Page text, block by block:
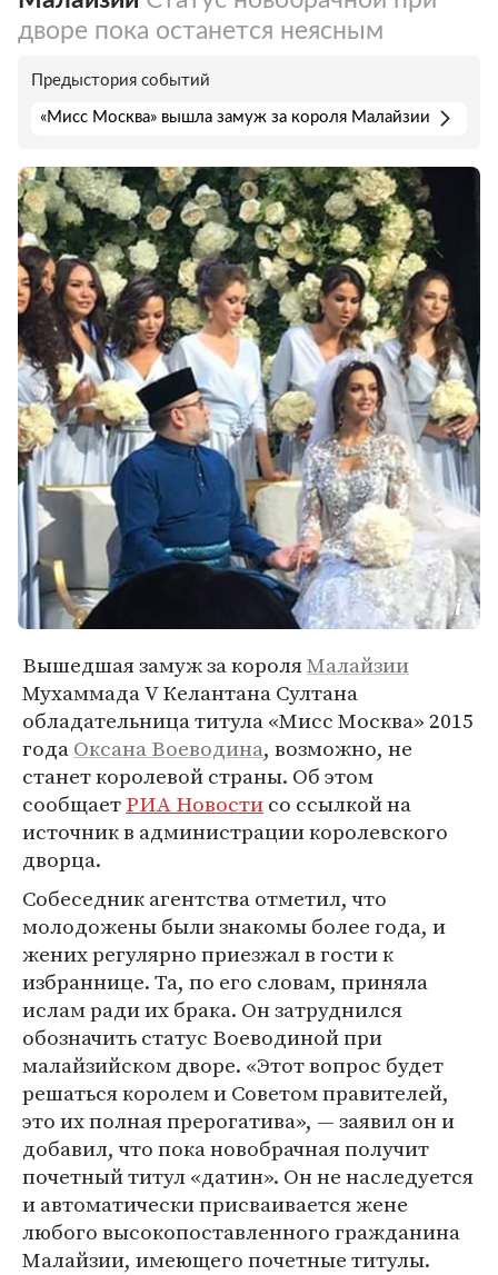
дворе пока останется неясным
Предыстория событий
«Мисс Москва» вышла замуж за короля Малайзии
Вышедшая замуж за короляМалайзии
Мухаммада V Келантана Султана
обладательница титула «Мисс Москва» 2015
годаОксана Воеводина, возможно, не
станет королевой страны. Об этом
сообщаетРИА Новостисо ссылкой на
источник в администрации королевского
дворца.
Собеседник агентства отметил, что
молодожены были знакомы более года, и
жених регулярно приезжал в гости к
избраннице. Та, по его словам, приняла
ислам ради их брака. Он затруднился
обозначить статус Воеводиной при
малайзийском дворе. «Этот вопрос будет
решаться королем и Советом правителей,
это их полная прерогатива», — заявил он и
добавил, что пока новобрачная получит
почетный титул «датин». Он не наследуется
и автоматически присваивается жене
любого высокопоставленного гражданина
Малайзии, имеющего почетные титулы.